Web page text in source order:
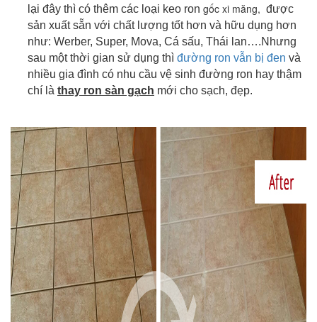
lại đây thì có thêm các loại keo ron gốc xi măng, được
sản xuất sẵn với chất lượng tốt hơn và hữu dụng hơn
như: Werber, Super, Mova, Cá sấu, Thái lan….Nhưng
sau một thời gian sử dụng thì đường ron vẫn bị đen và
nhiều gia đình có nhu cầu vệ sinh đường ron hay thậm
chí là thay ron sàn gạch mới cho sạch, đẹp.